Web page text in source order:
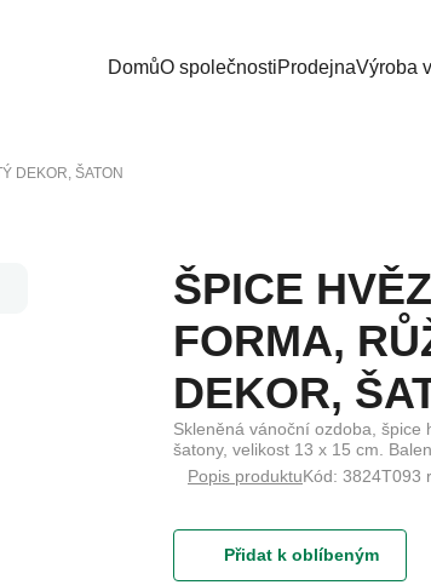
DomůO společnostiProdejnaVýroba
DEKOR, ŠATON
ŠPICE
FORMA,
DEKOR,
Skleněná vánoční ozdoba, špice
šatony, velikost 13 x 15 cm.
Popis produktuKód: 3824T093
Přidat k oblíbeným